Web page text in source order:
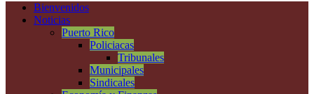
Bienvenidos
Noticias
Puerto Rico
Policiacas
Tribunales
Municipales
Sindicales